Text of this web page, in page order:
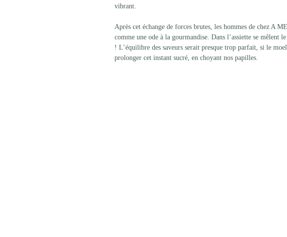
vibrant.
Après cet échange de forces brutes, les hommes de chez A
comme une ode à la gourmandise. Dans l’assiette se mêlent
! L’équilibre des saveurs serait presque trop parfait, si le
prolonger cet instant sucré, en choyant nos papilles.